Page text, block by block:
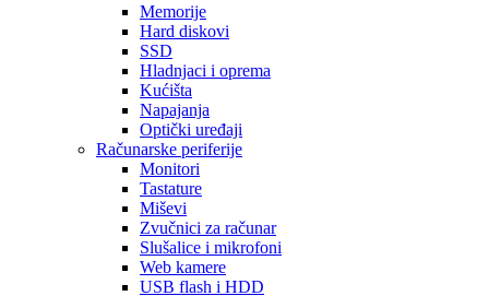
Memorije
Hard diskovi
SSD
Hladnjaci i oprema
Kućišta
Napajanja
Optički uređaji
Računarske periferije
Monitori
Tastature
Miševi
Zvučnici za računar
Slušalice i mikrofoni
Web kamere
USB flash i HDD